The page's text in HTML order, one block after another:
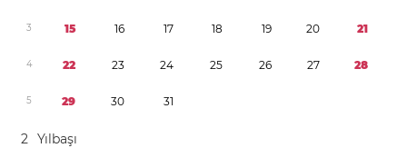
3 15 16 17 18 19 20 21
4 22 23 24 25 26 27 28
5 29 30 31
2 Yılbaşı